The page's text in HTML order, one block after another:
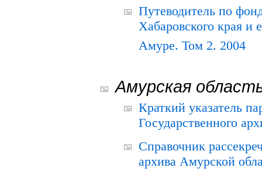
Путеводитель по
Хабаровского края и
Амуре. Том 2. 2004
Амурская
Краткий указатель
Государственного
Справочник
архива Амурской